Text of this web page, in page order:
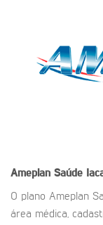
Ameplan Saúde
O plano Ameplan
área médica,